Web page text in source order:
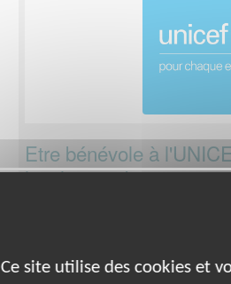
Etre bénévole à
localement !
Date :Tout le temps
Ce site utilise des cookies et